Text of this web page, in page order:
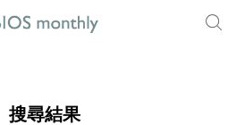
搜尋結果